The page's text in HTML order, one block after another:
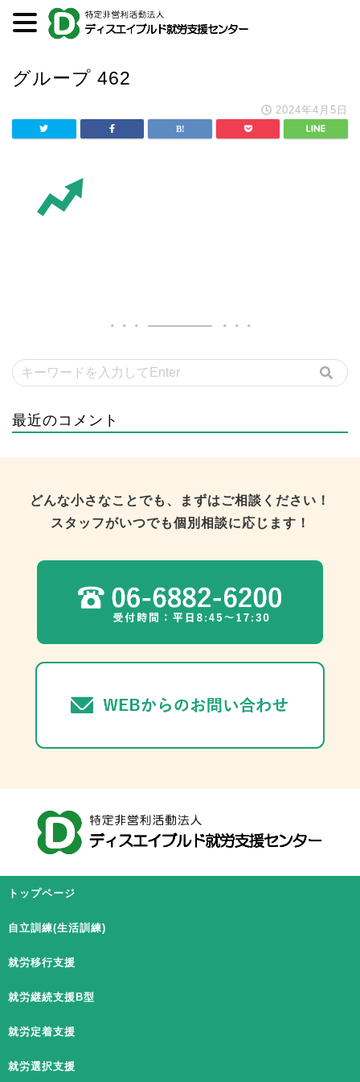
グループ 462
2024年4月5日
最近のコメント
どんな小さなことでも、まずはご相談ください！
スタッフがいつでも個別相談に応じます！
トップページ
自立訓練(生活訓練)
就労移行支援
就労継続支援B型
就労定着支援
就労選択支援